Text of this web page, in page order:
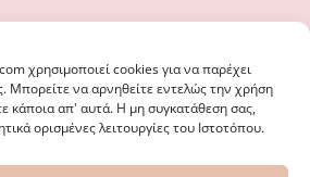
χρησιμοποιεί cookies για να παρέχει
Μπορείτε να αρνηθείτε εντελώς την χρήση
κάποια απ' αυτά. Η μη συγκατάθεση σας,
ορισμένες λειτουργίες του Ιστοτόπου.